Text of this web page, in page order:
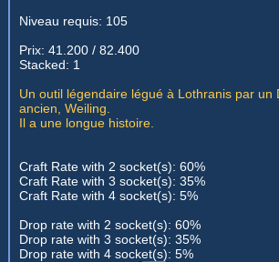
Niveau requis: 105
Prix: 41.200 / 82.400
Stacked: 1
Un outil légendaire légué à Lothranis par un
ancien, Weiling.
Il a une longue histoire.
Craft Rate with 2 socket(s): 60%
Craft Rate with 3 socket(s): 35%
Craft Rate with 4 socket(s): 5%
Drop rate with 2 socket(s): 60%
Drop rate with 3 socket(s): 35%
Drop rate with 4 socket(s): 5%